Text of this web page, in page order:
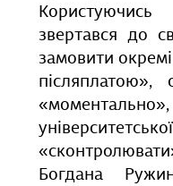
звертався до
замовити
післяплатою»,
Богдана